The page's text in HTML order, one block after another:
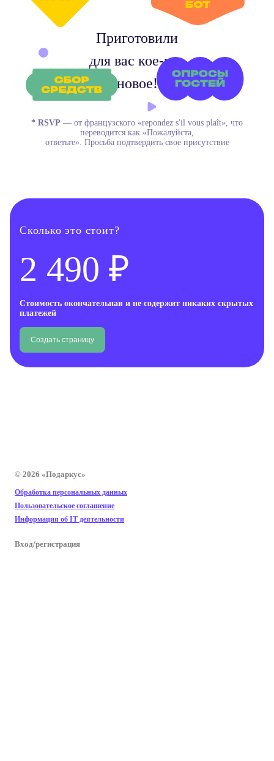
Приготовили
для вас кое-что
новое!
* RSVP — от французского «repondez s'il vous plaît», что
переводится как «Пожалуйста,
ответьте». Просьба подтвердить свое присутствие
Сколько это стоит?
2 490 ₽
Стоимость окончательная и не содержит никаких скрытых
платежей
Создать страницу
© 2026 «Подаркус»
Обработка персональных данных
Пользовательское соглашение
Информация об IT деятельности
Вход/регистрация